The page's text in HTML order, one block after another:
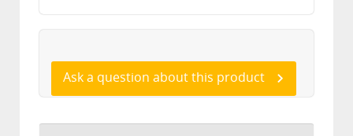
Ask a question about this product